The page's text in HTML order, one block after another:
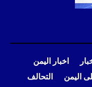
اخبار اليمن
اليمن التحالف